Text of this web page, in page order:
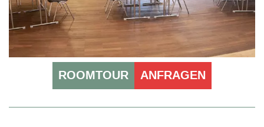
ROOMTOUR ANFRAGEN